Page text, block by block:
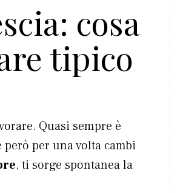
cosa
tipico
Quasi sempre è
per una volta cambi
, ti sorge spontanea la